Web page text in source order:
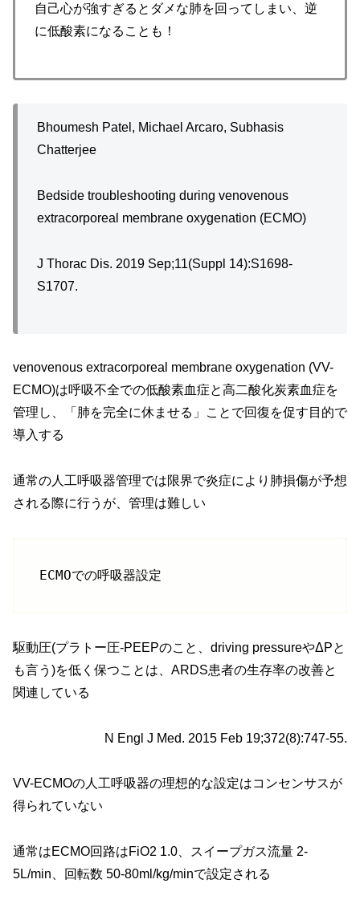
自己心が強すぎるとダメな肺を回ってしまい、逆
に低酸素になることも！
Bhoumesh Patel, Michael Arcaro, Subhasis
Chatterjee
Bedside troubleshooting during venovenous
extracorporeal membrane oxygenation (ECMO)
J Thorac Dis. 2019 Sep;11(Suppl 14):S1698-
S1707.
venovenous extracorporeal membrane oxygenation (VV-
ECMO)は呼吸不全での低酸素血症と高二酸化炭素血症を
管理し、「肺を完全に休ませる」ことで回復を促す目的で
導入する
通常の人工呼吸器管理では限界で炎症により肺損傷が予想
される際に行うが、管理は難しい
ECMOでの呼吸器設定
駆動圧(プラトー圧-PEEPのこと、driving pressureやΔPと
も言う)を低く保つことは、ARDS患者の生存率の改善と
関連している
N Engl J Med. 2015 Feb 19;372(8):747-55.
VV-ECMOの人工呼吸器の理想的な設定はコンセンサスが
得られていない
通常はECMO回路はFiO2 1.0、スイープガス流量 2-
5L/min、回転数 50-80ml/kg/minで設定される